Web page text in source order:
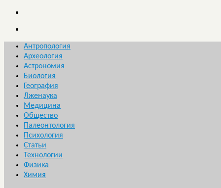
Антропология
Археология
Астрономия
Биология
География
Лженаука
Медицина
Общество
Палеонтология
Психология
Статьи
Технологии
Физика
Химия